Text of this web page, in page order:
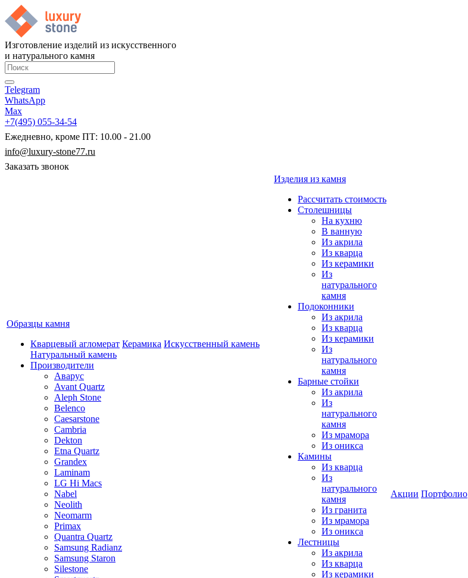
Изготовление изделий из искусственного
и натурального камня
Telegram
WhatsApp
Max
+7(495) 055-34-54
Ежедневно, кроме ПТ: 10.00 - 21.00
info@luxury-stone77.ru
Заказать звонок
Образцы камня
Кварцевый агломерат Керамика Искусственный камень
Натуральный камень
Производители
Аварус
Avant Quartz
Aleph Stone
Belenco
Caesarstone
Cambria
Dekton
Etna Quartz
Grandex
Laminam
LG Hi Macs
Nabel
Neolith
Neomarm
Primax
Quantra Quartz
Samsung Radianz
Samsung Staron
Silestone
Изделия из камня
Рассчитать стоимость
Столешницы
На кухню
В ванную
Из акрила
Из кварца
Из керамики
Из
натурального
камня
Подоконники
Из акрила
Из кварца
Из керамики
Из
натурального
камня
Барные стойки
Из акрила
Из
натурального
камня
Из мрамора
Из оникса
Камины
Из кварца
Из
натурального
камня
Из гранита
Из мрамора
Из оникса
Лестницы
Из акрила
Из кварца
Из керамики
Акции Портфолио